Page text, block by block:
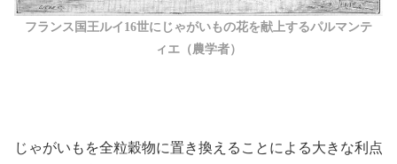
フランス国王ルイ16世にじゃがいもの花を献上するパルマンテ
ィエ（農学者）
じゃがいもを全粒穀物に置き換えることによる大きな利点